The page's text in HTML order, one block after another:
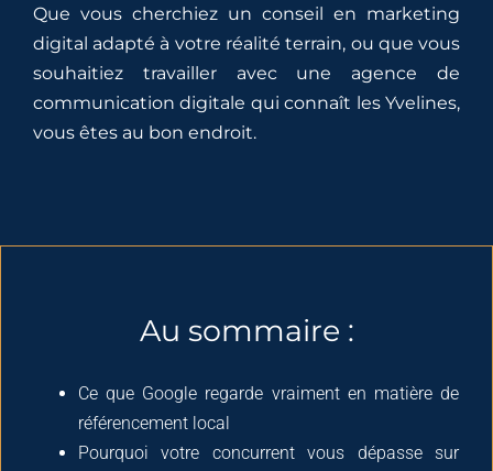
Que vous cherchiez un conseil en marketing
digital adapté à votre réalité terrain, ou que vous
souhaitiez travailler avec une agence de
communication digitale qui connaît les Yvelines,
vous êtes au bon endroit.
Au sommaire :
Ce que Google regarde vraiment en matière de
référencement local
Pourquoi votre concurrent vous dépasse sur